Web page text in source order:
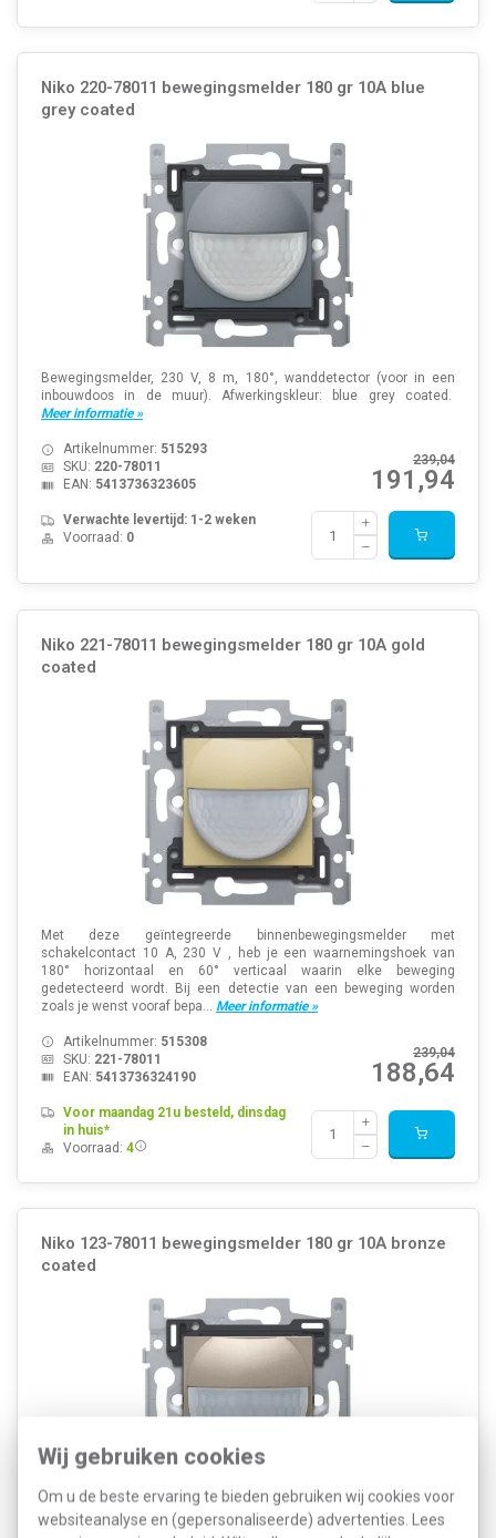
Wij gebruiken cookies
Om u de beste ervaring te bieden gebruiken wij cookies voor
websiteanalyse en (gepersonaliseerde) advertenties. Lees
Niko 220-78011 bewegingsmelder 180 gr 10A blue
grey coated
Bewegingsmelder, 230 V, 8 m, 180°, wanddetector (voor in een
inbouwdoos in de muur). Afwerkingskleur: blue grey coated.
Meer informatie »
239,04
191,94
Artikelnummer: 515293
SKU: 220-78011
EAN: 5413736323605
Verwachte levertijd: 1-2 weken
Voorraad: 0
Niko 221-78011 bewegingsmelder 180 gr 10A gold
coated
Met deze geïntegreerde binnenbewegingsmelder met
schakelcontact 10 A, 230 V , heb je een waarnemingshoek van
180° horizontaal en 60° verticaal waarin elke beweging
gedetecteerd wordt. Bij een detectie van een beweging worden
zoals je wenst vooraf bepa... Meer informatie »
239,04
188,64
Artikelnummer: 515308
SKU: 221-78011
EAN: 5413736324190
Voor maandag 21u besteld, dinsdag
in huis*
Voorraad: 4
Niko 123-78011 bewegingsmelder 180 gr 10A bronze
coated
Met deze geïntegreerde binnenbewegingsmelder met